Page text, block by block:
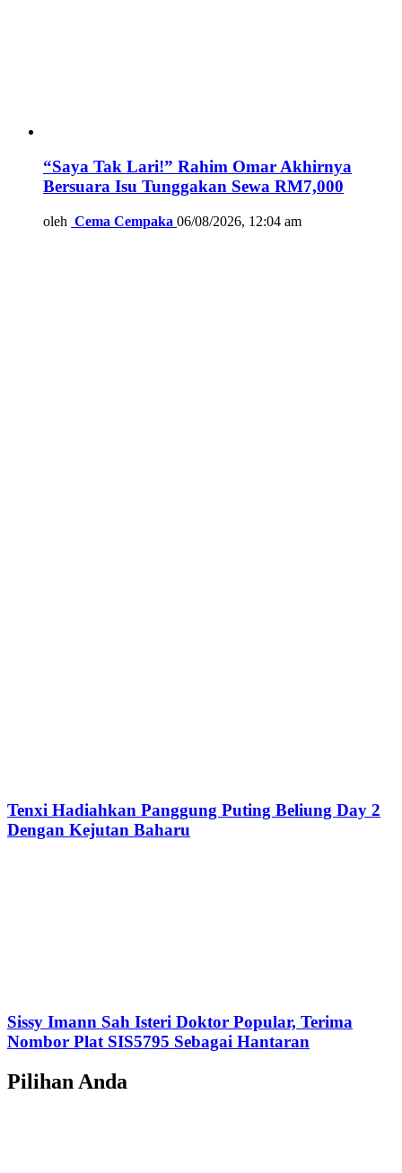
“Saya Tak Lari!” Rahim Omar Akhirnya
Bersuara Isu Tunggakan Sewa RM7,000
oleh Cema Cempaka 06/08/2026, 12:04 am
Tenxi Hadiahkan Panggung Puting Beliung Day 2
Dengan Kejutan Baharu
Sissy Imann Sah Isteri Doktor Popular, Terima
Nombor Plat SIS5795 Sebagai Hantaran
Pilihan Anda